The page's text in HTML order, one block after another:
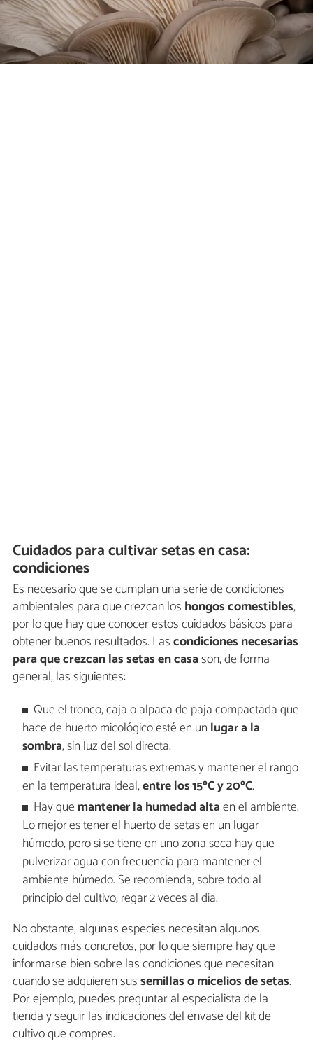
Cuidados para cultivar setas en casa:
condiciones
Es necesario que se cumplan una serie de condiciones
ambientales para que crezcan los hongos comestibles,
por lo que hay que conocer estos cuidados básicos para
obtener buenos resultados. Lascondiciones necesarias
para que crezcan las setas en casason, de forma
general, las siguientes:
Que el tronco, caja o alpaca de paja compactada que
hace de huerto micológico esté en un lugar a la
sombra, sin luz del sol directa.
Evitar las temperaturas extremas y mantener el rango
en la temperatura ideal,entre los 15ºC y 20ºC.
Hay que mantener la humedad altaen el ambiente.
Lo mejor es tener el huerto de setas en un lugar
húmedo, pero si se tiene en uno zona seca hay que
pulverizar agua con frecuencia para mantener el
ambiente húmedo. Se recomienda, sobre todo al
principio del cultivo, regar 2 veces al día.
No obstante, algunas especies necesitan algunos
cuidados más concretos, por lo que siempre hay que
informarse bien sobre las condiciones que necesitan
cuando se adquieren sussemillas o micelios de setas.
Por ejemplo, puedes preguntar al especialista de la
tienda y seguir las indicaciones del envase del kit de
cultivo que compres.